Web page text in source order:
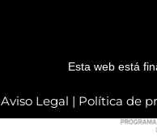
Esta web está
Aviso Legal | Política de